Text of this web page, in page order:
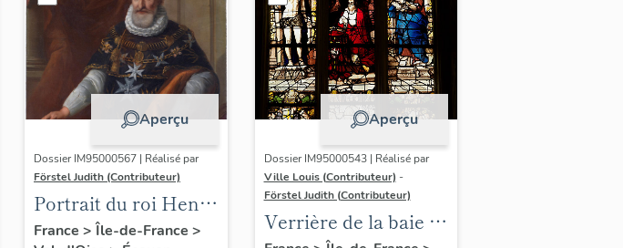
Aperçu
Dossier IM95000567 | Réalisé par
Förstel Judith (Contributeur)
Portrait du roi Henri
IV
France > Île-de-France >
Aperçu
Dossier IM95000543 | Réalisé par
Ville Louis (Contributeur) -
Förstel Judith (Contributeur)
Verrière de la baie 4 :